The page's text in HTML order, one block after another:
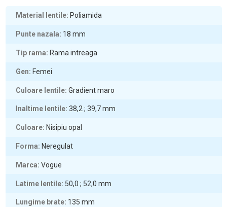
Material lentile Poliamida
Punte nazala 18 mm
Tip rama Rama intreaga
Gen Femei
Culoare lentile Gradient maro
Inaltime lentile 38,2 ; 39,7mm
Culoare Nisipiu opal
Forma Neregulat
Marca Vogue
Latime lentile 50,0 ; 52,0 mm
Lungime brate 135 mm